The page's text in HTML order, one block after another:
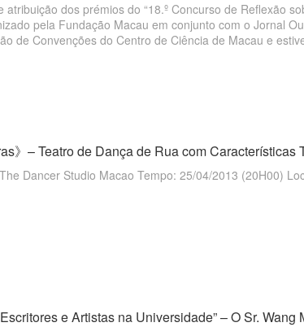
atribuição dos prémios do “18.º Concurso de Reflexão
pela Fundação Macau em conjunto com o Jornal
de Convenções do Centro de Ciência de Macau e
da Fundação Macau
》– Teatro de Dança de Rua com Características
​Organização: The Dancer Studio Macao
e Artistas na Universidade” – O Sr.